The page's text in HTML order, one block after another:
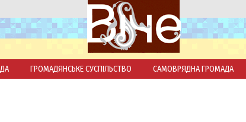
ГРОМАДЯНСЬКЕ СУСПІЛЬСТВО САМОВРЯДНА ГРОМАДА